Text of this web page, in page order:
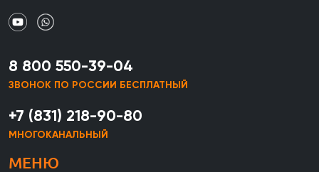
8 800 550-39-04
ЗВОНОК ПО РОССИИ БЕСПЛАТНЫЙ
+7 (831) 218-90-80
МНОГОКАНАЛЬНЫЙ
МЕНЮ